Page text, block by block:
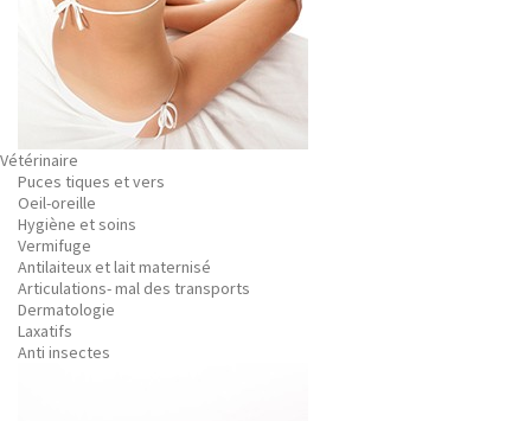
Vétérinaire
Puces tiques et vers
Oeil-oreille
Hygiène et soins
Vermifuge
Antilaiteux et lait maternisé
Articulations- mal des transports
Dermatologie
Laxatifs
Anti insectes